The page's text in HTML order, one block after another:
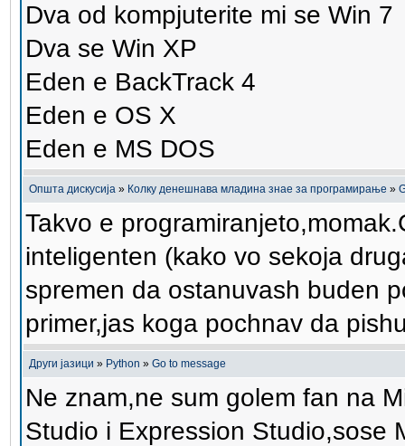
Dva od kompjuterite mi se Win 7
Dva se Win XP
Eden e BackTrack 4
Eden e OS X
Eden e MS DOS
Општа дискусија » Колку денешнава младина знае за програмирање »
Takvo e
inteligenten (kako vo sekoja
spremen da ostanuvash buden
primer,jas koga pochnav da
Други јазици » Python » Go to message
Ne znam,ne sum golem fan na
Studio i Expression Studio,sose